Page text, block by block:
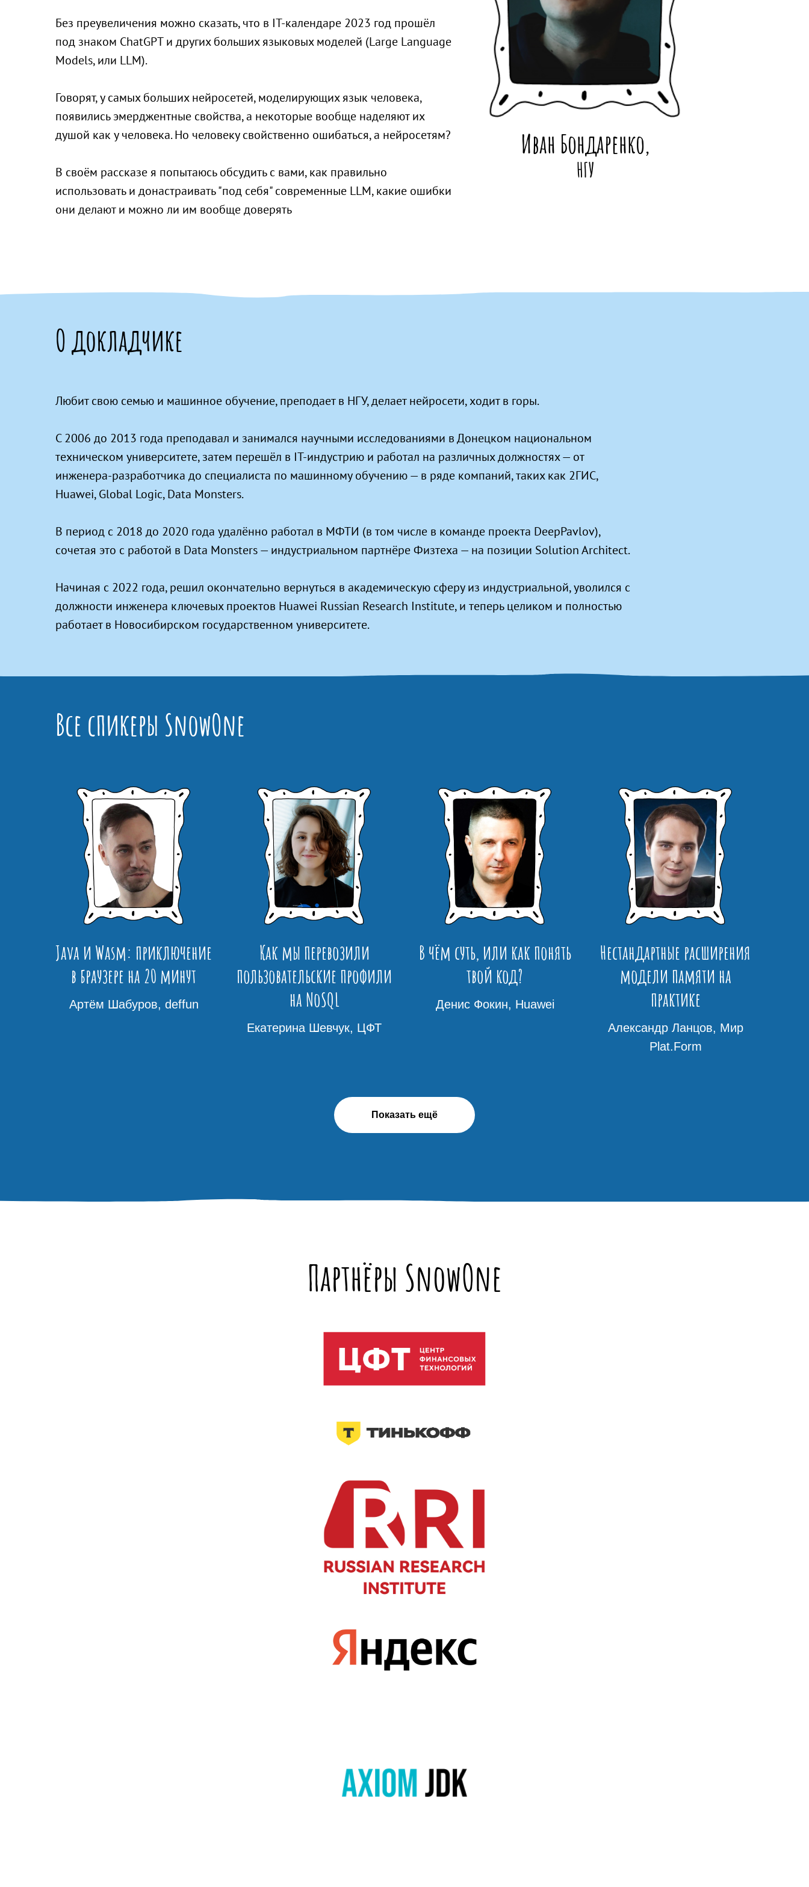
Без преувеличения можно сказать, что в IT-календаре 2023 год прошёл
под знаком ChatGPT и других больших языковых моделей (Large Language
Models, или LLM).
Говорят, у самых больших нейросетей, моделирующих язык человека,
появились эмерджентные свойства, а некоторые вообще наделяют их
душой как у человека. Но человеку свойственно ошибаться, а нейросетям?
В своём рассказе я попытаюсь обсудить с вами, как правильно
использовать и донастраивать "под себя" современные LLM, какие ошибки
они делают и можно ли им вообще доверять
Иван Бондаренко,
НГУ
О докладчике
Любит свою семью и машинное обучение, преподает в НГУ, делает нейросети, ходит в горы.
С 2006 до 2013 года преподавал и занимался научными исследованиями в Донецком национальном
техническом университете, затем перешёл в IT-индустрию и работал на различных должностях — от
инженера-разработчика до специалиста по машинному обучению — в ряде компаний, таких как 2ГИС,
Huawei, Global Logic, Data Monsters.
В период с 2018 до 2020 года удалённо работал в МФТИ (в том числе в команде проекта DeepPavlov),
сочетая это с работой в Data Monsters — индустриальном партнёре Физтеха — на позиции Solution Architect.
Начиная с 2022 года, решил окончательно вернуться в академическую сферу из индустриальной, уволился с
должности инженера ключевых проектов Huawei Russian Research Institute, и теперь целиком и полностью
работает в Новосибирском государственном университете.
Все спикеры SnowOne
Java и Wasm: приключение
в браузере на 20 минут
Артём Шабуров, deffun
Как мы перевозили
пользовательские профили
на NoSQL
Екатерина Шевчук, ЦФТ
В чём суть, или как понять
твой код?
Денис Фокин, Huawei
Нестандартные расширения
модели памяти на
практике
Александр Ланцов, Мир
Plat.Form
Показать ещё
Партнёры SnowOne